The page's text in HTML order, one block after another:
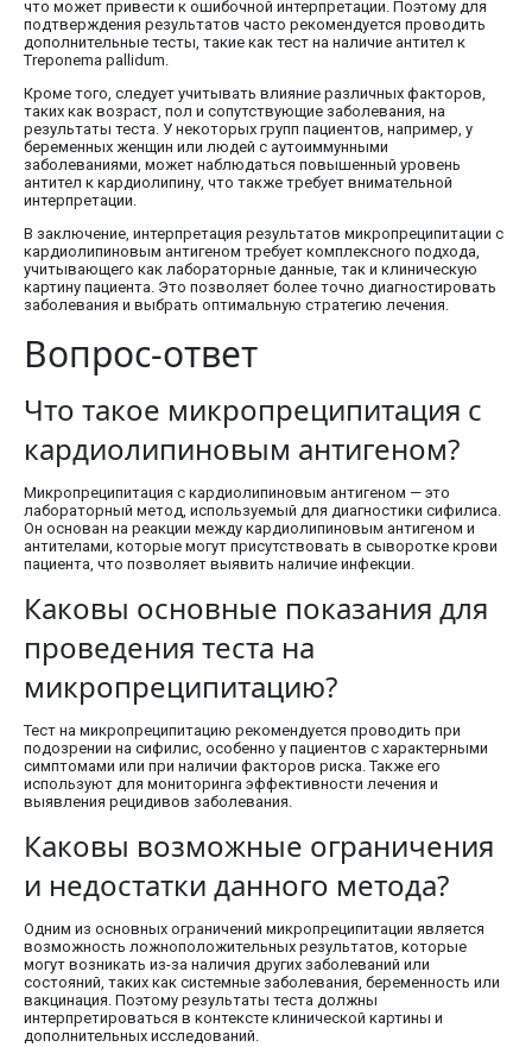
что может привести к ошибочной интерпретации. Поэтому для
подтверждения результатов часто рекомендуется проводить
дополнительные тесты, такие как тест на наличие антител к
Treponema pallidum.
Кроме того, следует учитывать влияние различных факторов,
таких как возраст, пол и сопутствующие заболевания, на
результаты теста. У некоторых групп пациентов, например, у
беременных женщин или людей с аутоиммунными
заболеваниями, может наблюдаться повышенный уровень
антител к кардиолипину, что также требует внимательной
интерпретации.
В заключение, интерпретация результатов микропреципитации с
кардиолипиновым антигеном требует комплексного подхода,
учитывающего как лабораторные данные, так и клиническую
картину пациента. Это позволяет более точно диагностировать
заболевания и выбрать оптимальную стратегию лечения.
Вопрос-ответ
Что такое микропреципитация с
кардиолипиновым антигеном?
Микропреципитация с кардиолипиновым антигеном — это
лабораторный метод, используемый для диагностики сифилиса.
Он основан на реакции между кардиолипиновым антигеном и
антителами, которые могут присутствовать в сыворотке крови
пациента, что позволяет выявить наличие инфекции.
Каковы основные показания для
проведения теста на
микропреципитацию?
Тест на микропреципитацию рекомендуется проводить при
подозрении на сифилис, особенно у пациентов с характерными
симптомами или при наличии факторов риска. Также его
используют для мониторинга эффективности лечения и
выявления рецидивов заболевания.
Каковы возможные ограничения
и недостатки данного метода?
Одним из основных ограничений микропреципитации является
возможность ложноположительных результатов, которые
могут возникать из-за наличия других заболеваний или
состояний, таких как системные заболевания, беременность или
вакцинация. Поэтому результаты теста должны
интерпретироваться в контексте клинической картины и
дополнительных исследований.